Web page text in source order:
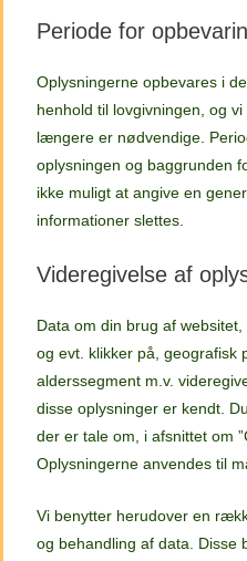
Periode for
Oplysningerne opbevares i
henhold til lovgivningen, og
længere er nødvendige.
oplysningen og baggrunden
ikke muligt at angive en
informationer slettes.
Videregivelse af
Data om din brug af
og evt. klikker på, geografisk
alderssegment m.v.
disse oplysninger er kendt.
der er tale om, i afsnittet om
Oplysningerne anvendes til
Vi benytter herudover en
og behandling af data. Disse